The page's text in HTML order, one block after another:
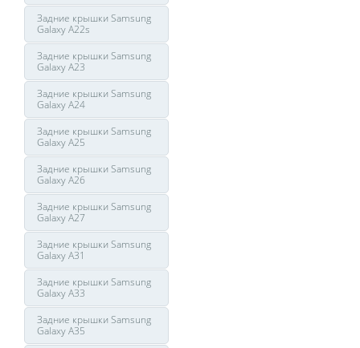
Задние крышки Samsung
Galaxy A22s
Задние крышки Samsung
Galaxy A23
Задние крышки Samsung
Galaxy A24
Задние крышки Samsung
Galaxy A25
Задние крышки Samsung
Galaxy A26
Задние крышки Samsung
Galaxy A27
Задние крышки Samsung
Galaxy A31
Задние крышки Samsung
Galaxy A33
Задние крышки Samsung
Galaxy A35